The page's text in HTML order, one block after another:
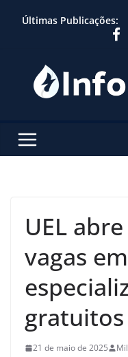
Últimas Publicações:
UEL
vagas
21 de maio de 2025